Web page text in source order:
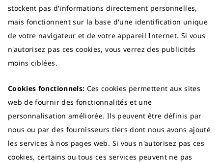
stockent pas d'informations directement personnelles,
mais fonctionnent sur la base d'une identification unique
de votre navigateur et de votre appareil Internet. Si vous
n'autorisez pas ces cookies, vous verrez des publicités
moins ciblées.
Cookies fonctionnels: Ces cookies permettent aux sites
web de fournir des fonctionnalités et une
personnalisation améliorée. Ils peuvent être définis par
nous ou par des fournisseurs tiers dont nous avons ajouté
les services à nos pages web. Si vous n'autorisez pas ces
cookies, certains ou tous ces services peuvent ne pas